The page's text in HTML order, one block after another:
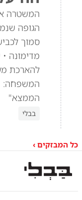
המשטרה
הגופה
מדימונה
להארכת
המשפחה:
הממצא"
בבלי
כל המבזקים ›